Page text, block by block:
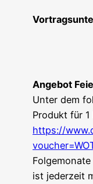
Ange­bot
Unter dem
Pro­dukt für
https://
ist jeder­zeit